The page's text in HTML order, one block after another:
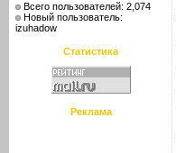
Всего пользователей: 2,074
Новый пользователь:
izuhadow
Статистика
Реклама